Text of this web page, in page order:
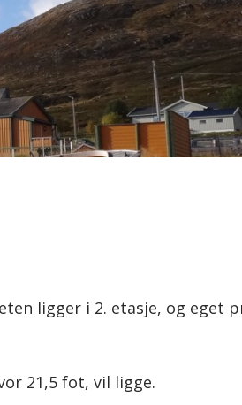
ligger i 2. etasje, og eget
21,5 fot, vil ligge.